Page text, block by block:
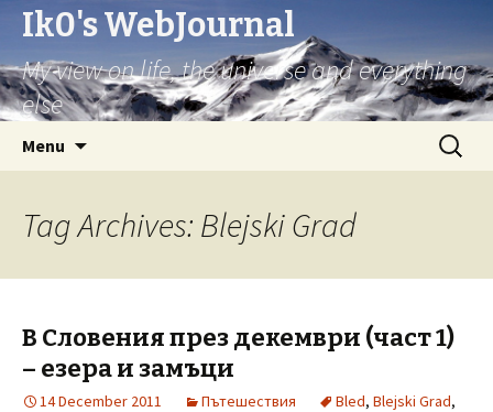
Ik0's WebJournal
My view on life, the universe and everything
else
Menu
Search
for:
Tag Archives: Blejski Grad
В Словения през декември (част 1)
– езера и замъци
14 December 2011 Пътешествия Bled, Blejski Grad,